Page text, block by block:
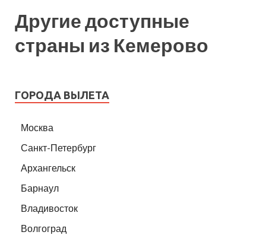
Другие доступные
страны из Кемерово
ГОРОДА ВЫЛЕТА
Москва
Санкт-Петербург
Архангельск
Барнаул
Владивосток
Волгоград